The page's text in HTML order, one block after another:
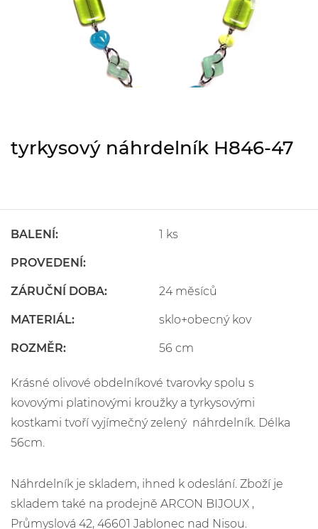
tyrkysový náhrdelník H846-47
BALENÍ: 1 ks
PROVEDENÍ:
ZÁRUČNÍ DOBA: 24 měsíců
MATERIÁL: sklo+obecný kov
ROZMĚR: 56 cm
Krásné olivové obdelníkové tvarovky spolu s
kovovými platinovými kroužky a tyrkysovými
kostkami tvoří vyjímečný zelený náhrdelník. Délka
56cm.
Náhrdelník je skladem, ihned k odeslání. Zboží je
skladem také na prodejně ARCON BIJOUX ,
Průmyslová 42, 46601 Jablonec nad Nisou.